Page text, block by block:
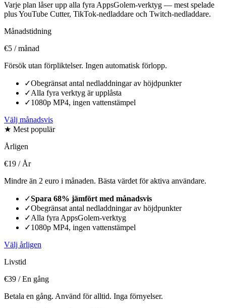
Varje plan låser upp alla fyra AppsGolem-verktyg — mest spelade
plus YouTube Cutter, TikTok-nedladdare och Twitch-nedladdare.
Månadstidning
€5 / månad
Försök utan förpliktelser. Ingen automatisk förlopp.
✓Obegränsat antal nedladdningar av höjdpunkter
✓Alla fyra verktyg är upplåsta
✓1080p MP4, ingen vattenstämpel
Välj månadsvis
★ Mest populär
Årligen
€19 / År
Mindre än 2 euro i månaden. Bästa värdet för aktiva användare.
✓Spara 68% jämfört med månadsvis
✓Obegränsat antal nedladdningar av höjdpunkter
✓Alla fyra AppsGolem-verktyg
✓1080p MP4, ingen vattenstämpel
Välj årligen
Livstid
€39 / En gång
Betala en gång. Använd för alltid. Inga förnyelser.